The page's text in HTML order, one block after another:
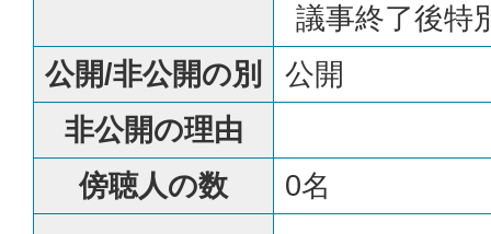
議事終了後特
公開/非公開の別
公開
非公開の理由
傍聴人の数
0名